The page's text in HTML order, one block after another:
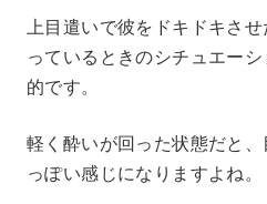
上目遣いで彼をドキドキさ
っているときのシチュエー
的です。
軽く酔いが回った状態だと
っぽい感じになりますよね。